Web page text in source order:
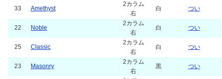
33 Amethyst
2カラム
右
白 つい
22 Noble
2カラム
右
白 つい
25 Classic
2カラム
右
白 つい
23 Masonry
2カラム
右
黒 つい